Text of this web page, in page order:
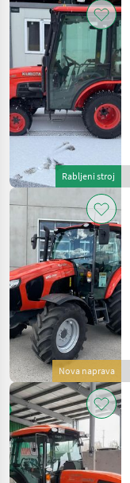
Rabljeni stroj
Nova naprava